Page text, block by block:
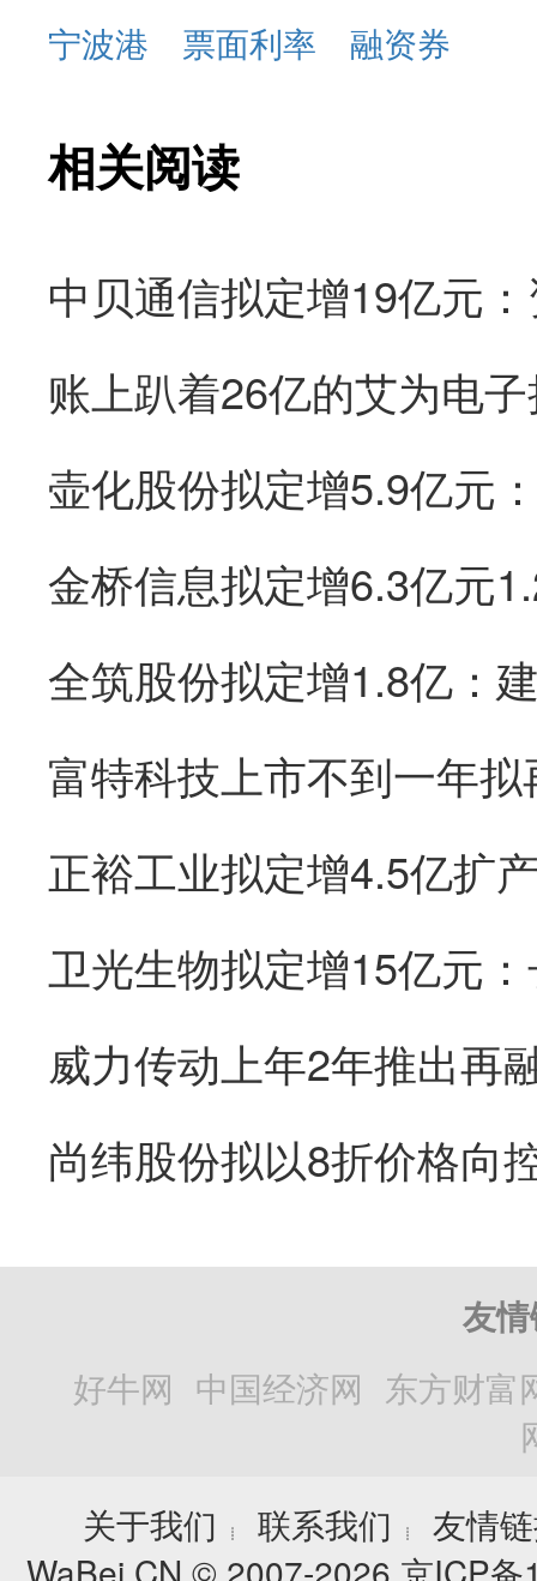
宁波港 票面利率 融资券
相关阅读
友
好牛网 中国经济网 东方财富
关于我们
┊ 联系我们 ┊
友情
WaBei.CN © 2007-2026 京ICP